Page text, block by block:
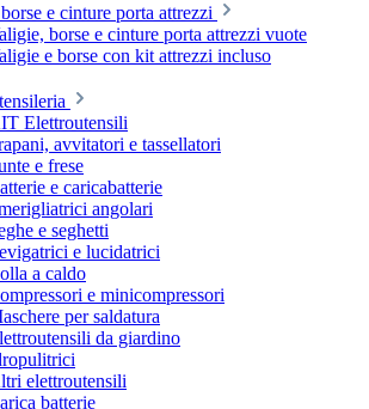
e cinture porta attrezzi
borse e cinture porta attrezzi vuote
e borse con kit attrezzi incluso
Elettroutensili
avvitatori e tassellatori
e frese
e caricabatterie
angolari
e seghetti
e lucidatrici
a caldo
e minicompressori
per saldatura
da giardino
elettroutensili
batterie